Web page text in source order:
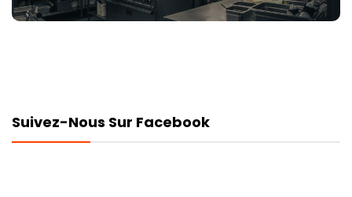
Suivez-Nous Sur Facebook